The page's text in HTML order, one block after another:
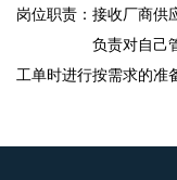
岗位职责：接收厂商供
负责对自己管理的
工单时进行按需求的准